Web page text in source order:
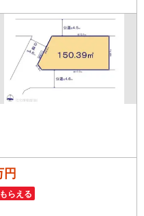
車でのお越しも大歓迎です！
円
らえる